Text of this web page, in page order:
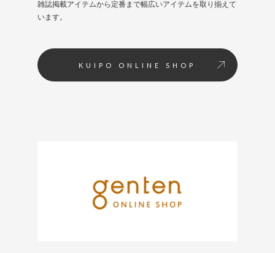
雑誌掲載アイテムから定番まで幅広いアイテムを取り揃えて
います。
KUIPO ONLINE SHOP